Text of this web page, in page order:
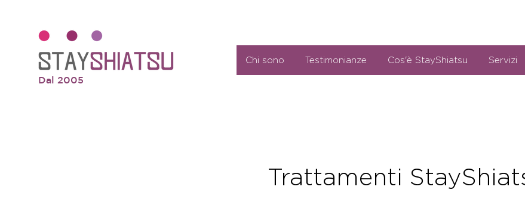
Dal 2005
Chi sono Testimonianze Cos'è StayShiatsu Servizi
Trattamenti